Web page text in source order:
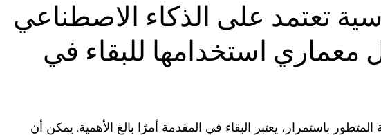
تعتمد على الذكاء الاصطناعي
استخدامها للبقاء في
باستمرار، يعتبر البقاء في المقدمة أمرًا بالغ الأهمية. يمكن أن